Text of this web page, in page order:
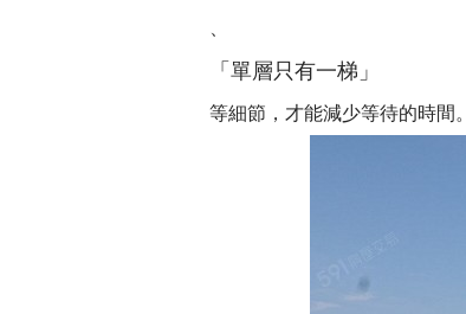
「單層只有一梯」
等細節，才能減少等待的時間。